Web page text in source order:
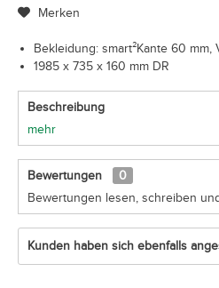
Merken
Bekleidung: smart²Kante 60 mm,
1985 x 735 x 160 mm DR
Beschreibung
mehr
Bewertungen
0
Bewertungen lesen, schreiben
Kunden haben sich ebenfalls